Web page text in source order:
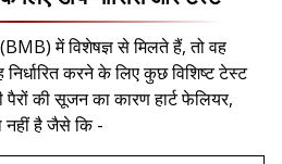
में विशेषज्ञ से मिलते हैं, तो वह
करने के लिए कुछ विशिष्ट टेस्ट
की सूजन का कारण हार्ट फेलियर,
नहीं है जैसे कि -